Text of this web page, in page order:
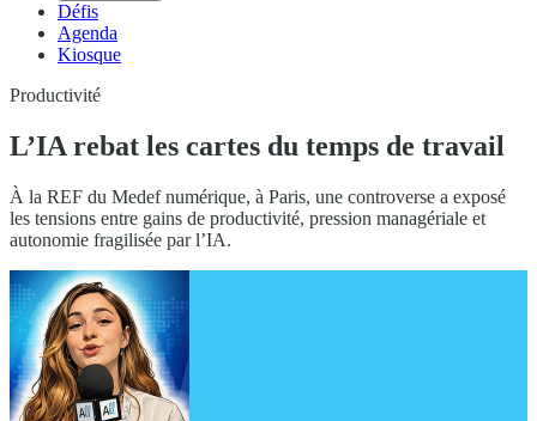
Défis
Agenda
Kiosque
Productivité
L’IA rebat les cartes du temps de travail
À la REF du Medef numérique, à Paris, une controverse a exposé
les tensions entre gains de productivité, pression managériale et
autonomie fragilisée par l’IA.